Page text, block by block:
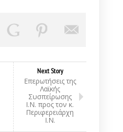
Next Story
Επερωτήσεις της
Λαϊκής
Συσπείρωσης
Ι.Ν. προς τον κ.
Περιφερειάρχη
Ι.Ν.